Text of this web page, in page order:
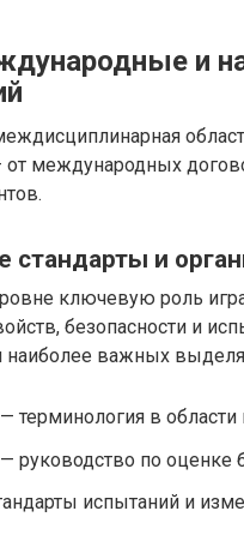
и
от международных
и
ключевую роль
безопасности и
наиболее важных
— терминология в области
— руководство по оценке
испытаний и